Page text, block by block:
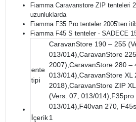
Fiamma Caravanstore ZIP tenteleri
uzunluklarda
Fiamma F35 Pro tenteler 2005'ten
Fiamma F45 S tenteler - SADECE
ente
tipi
CaravanStore 190 – 255
013/014),CaravanStore
2007),CaravanStore 280 –
013/014),CaravanStore XL
2018),CaravanStore ZIP
(Vers. 07, 013/014),F35pro
013/014),F40van 270,
İçerik1